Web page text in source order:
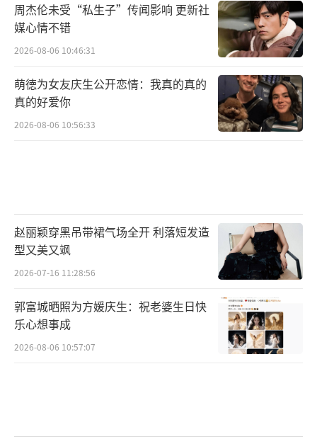
周杰伦未受“私生子”传闻影响 更新社
媒心情不错
2026-08-06 10:46:31
萌徳为女友庆生公开恋情：我真的真的
真的好爱你
2026-08-06 10:56:33
赵丽颖穿黑吊带裙气场全开 利落短发造
型又美又飒
2026-07-16 11:28:56
郭富城晒照为方媛庆生：祝老婆生日快
乐心想事成
2026-08-06 10:57:07